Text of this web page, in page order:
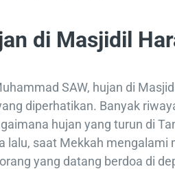
di Masjidil
SAW, hujan di
diperhatikan. Banyak
hujan yang turun di
lalu, saat Mekkah mengalami
yang datang berdoa di